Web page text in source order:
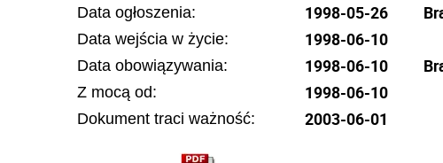
Data ogłoszenia: 1998-05-26
Data wejścia w życie: 1998-06-10
Data obowiązywania: 1998-06-10
Z mocą od: 1998-06-10
Dokument traci ważność: 2003-06-01